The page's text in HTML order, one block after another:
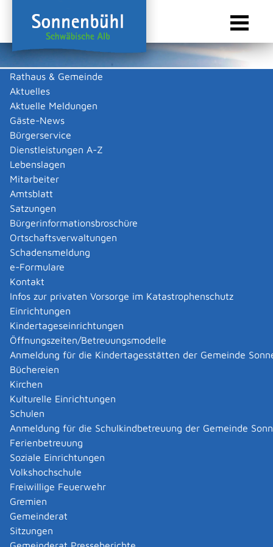
Rathaus & Gemeinde
Aktuelles
Aktuelle Meldungen
Gäste-News
Bürgerservice
Dienstleistungen A-Z
Lebenslagen
Mitarbeiter
Amtsblatt
Satzungen
Bürgerinformationsbroschüre
Ortschaftsverwaltungen
Schadensmeldung
e-Formulare
Kontakt
Infos zur privaten Vorsorge im Katastrophenschutz
Einrichtungen
Kindertageseinrichtungen
Öffnungszeiten/Betreuungsmodelle
Anmeldung für die Kindertagesstätten der Gemeinde
Büchereien
Kirchen
Kulturelle Einrichtungen
Schulen
Anmeldung für die Schulkindbetreuung der Gemeinde
Ferienbetreuung
Soziale Einrichtungen
Volkshochschule
Freiwillige Feuerwehr
Gremien
Gemeinderat
Sitzungen
Sie sind hier:
Vereine
Keine Daten vorhanden
Zurück zur Suche
Zurück zur Suche
||